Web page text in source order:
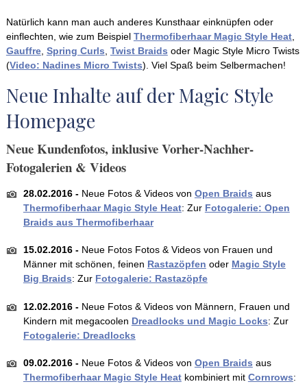
Natürlich kann man auch anderes Kunsthaar einknüpfen oder
einflechten, wie zum Beispiel Thermofiberhaar Magic Style Heat,
Gauffre, Spring Curls Twist Braids oder Magic Style Micro Twists
(Video: Nadines Micro Twists). Viel Spaß beim Selbermachen!
Neue Inhalte auf der Magic Style
Homepage
Neue Kundenfotos, inklusive Vorher-Nachher-
Fotogalerien & Videos
28.02.2016 - Neue Fotos & Videos von Open Braids aus
Thermofiberhaar Magic Style Heat: Zur Fotogalerie: Open
Braids aus Thermofiberhaar
15.02.2016 - Neue Fotos Fotos & Videos von Frauen und
Männer mit schönen, feinen Rastazöpfen oder Magic Style
Big Braids: Zur Fotogalerie: Rastazöpfe
12.02.2016 - Neue Fotos & Videos von Männern, Frauen und
Kindern mit megacoolen Dreadlocks und Magic Locks: Zur
Fotogalerie: Dreadlocks
09.02.2016 - Neue Fotos & Videos von Open Braids aus
Thermofiberhaar Magic Style Heatkombiniert mit Cornrows: